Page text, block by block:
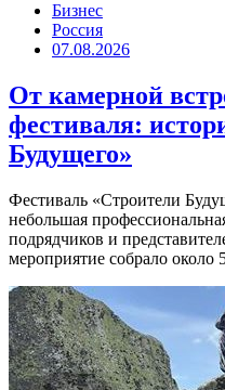
Бизнес
Россия
07.08.2026
От камерной
фестиваля:
Будущего»
Фестиваль «Строители
небольшая
подрядчиков и
мероприятие собрало около